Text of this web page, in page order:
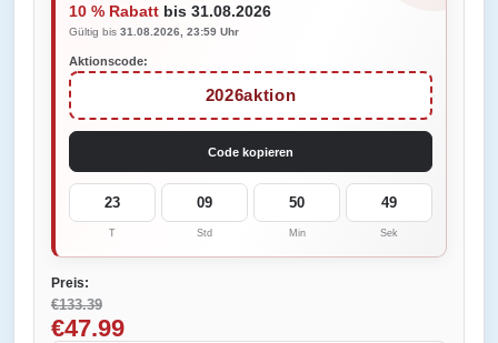
10 % Rabatt bis 31.08.2026
Gültig bis 31.08.2026, 23:59 Uhr
Aktionscode:
2026aktion
Code kopieren
23
T
09
Std
50
Min
49
Sek
Preis:
€133.39
€47.99